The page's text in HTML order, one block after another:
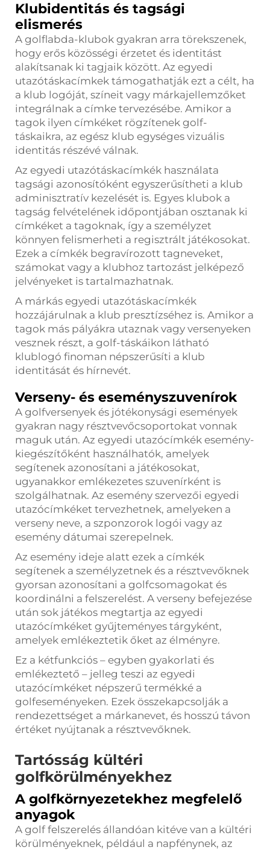
Klubidentitás és tagsági
elismerés
A golflabda-klubok gyakran arra törekszenek,
hogy erős közösségi érzetet és identitást
alakítsanak ki tagjaik között. Az egyedi
utazótáskacímkek támogathatják ezt a célt, ha
a klub logóját, színeit vagy márkajellemzőket
integrálnak a címke tervezésébe. Amikor a
tagok ilyen címkéket rögzítenek golf-
táskaikra, az egész klub egységes vizuális
identitás részévé válnak.
Az egyedi utazótáskacímkék használata
tagsági azonosítóként egyszerűsítheti a klub
adminisztratív kezelését is. Egyes klubok a
tagság felvételének időpontjában osztanak ki
címkéket a tagoknak, így a személyzet
könnyen felismerheti a regisztrált játékosokat.
Ezek a címkék begravírozott tagneveket,
számokat vagy a klubhoz tartozást jelképező
jelvényeket is tartalmazhatnak.
A márkás egyedi utazótáskacímkék
hozzájárulnak a klub presztízséhez is. Amikor a
tagok más pályákra utaznak vagy versenyeken
vesznek részt, a golf-táskáikon látható
klublogó finoman népszerűsíti a klub
identitását és hírnevét.
Verseny- és eseményszuvenírok
A golfversenyek és jótékonysági események
gyakran nagy résztvevőcsoportokat vonnak
maguk után. Az egyedi utazócímkék esemény-
kiegészítőként használhatók, amelyek
segítenek azonosítani a játékosokat,
ugyanakkor emlékezetes szuvenírként is
szolgálhatnak. Az esemény szervezői egyedi
utazócímkéket tervezhetnek, amelyeken a
verseny neve, a szponzorok logói vagy az
esemény dátumai szerepelnek.
Az esemény ideje alatt ezek a címkék
segítenek a személyzetnek és a résztvevőknek
gyorsan azonosítani a golfcsomagokat és
koordinálni a felszerelést. A verseny befejezése
után sok játékos megtartja az egyedi
utazócímkéket gyűjteményes tárgyként,
amelyek emlékeztetik őket az élményre.
Ez a kétfunkciós – egyben gyakorlati és
emlékeztető – jelleg teszi az egyedi
utazócímkéket népszerű termékké a
golfeseményeken. Ezek összekapcsolják a
rendezettséget a márkanevet, és hosszú távon
értéket nyújtanak a résztvevőknek.
Tartósság kültéri
golfkörülményekhez
A golfkörnyezetekhez megfelelő
anyagok
A golf felszerelés állandóan kitéve van a kültéri
körülményeknek, például a napfénynek, az